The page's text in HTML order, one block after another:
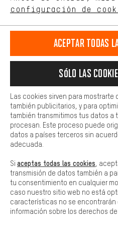
Llamada Programada
Nuestra política de privacidad
español
ES english
EN
RESCINDIR EL CONTRATO Comunidad
Aviso Legal
Plataforma de reportes
Configuración de las
Todos los precios indicados
gastos de envío a
configuración de
comportamiento de compra.
Más confort
cookies de comodidad,
sociales. Esto nos permite
adicionales que le ayudarán
preguntas de forma rápida y
Básica
Las cookies básicas
Aceptar todas
Sólo las
Las cookies sirven para mostrarte
también publicitarios, y para
también transmitimos tus datos a
procesan. Este proceso puede
datos a países terceros sin
adecuada.
Si aceptas todas las cookies ,
transmisión de datos también a
tu consentimiento en cualquier
caso nuestro sitio web no está
características no se encontrarán
información sobre los derechos